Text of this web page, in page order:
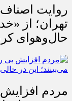
روایت اصناف
تهران؛ از
حال‌وهوای
مردم افزایش